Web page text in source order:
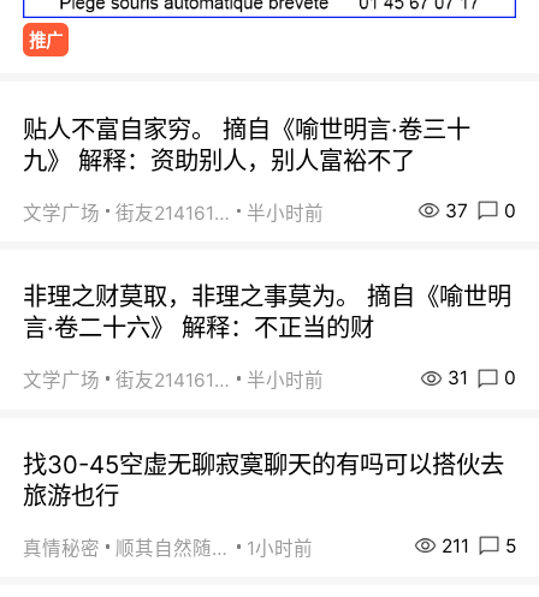
推广
贴人不富自家穷。 摘自《喻世明言·卷三十
九》 解释：资助别人，别人富裕不了
文学广场 街友21416156 半小时前 37 0
非理之财莫取，非理之事莫为。 摘自《喻世明
言·卷二十六》 解释：不正当的财
文学广场 街友21416156 半小时前 31 0
找30-45空虚无聊寂寞聊天的有吗可以搭伙去
旅游也行
真情秘密 顺其自然随缘 1小时前 211 5